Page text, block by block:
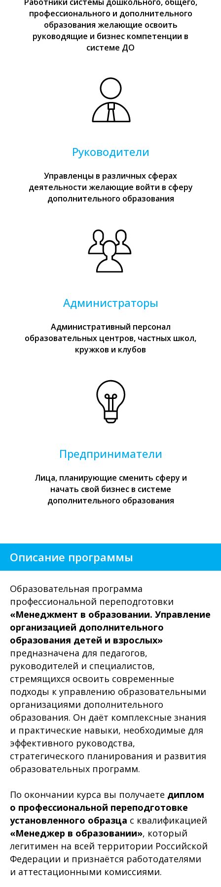
профессионального и дополнительного
образования желающие освоить
руководящие и бизнес компетенции в
системе ДО
Руководители
Управленцы в различных сферах
деятельности желающие войти в сферу
дополнительного образования
Администраторы
Административный персонал
образовательных центров, частных школ,
кружков и клубов
Предприниматели
Лица, планирующие сменить сферу и
начать свой бизнес в системе
дополнительного образования
Описание программы
Образовательная программа
профессиональной переподготовки
«Менеджмент в образовании. Управление
организацией дополнительного
образования детей и взрослых»
предназначена для педагогов,
руководителей и специалистов,
стремящихся освоить современные
подходы к управлению образовательными
организациями дополнительного
образования. Он даёт комплексные знания
и практические навыки, необходимые для
эффективного руководства,
стратегического планирования и развития
образовательных программ.
По окончании курса вы получаете диплом
о профессиональной переподготовке
установленного образца с квалификацией
«Менеджер в образовании», который
легитимен на всей территории Российской
Федерации и признаётся работодателями
и аттестационными комиссиями.